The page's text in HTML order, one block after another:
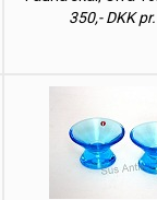
350,- DKK